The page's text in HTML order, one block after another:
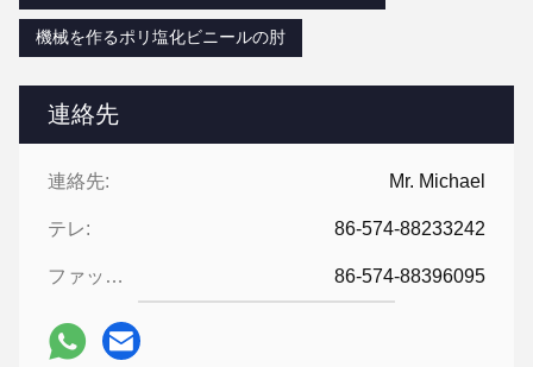
連絡先
連絡先: Mr. Michael
テレ: 86-574-88233242
ファックス: 86-574-88396095
機械を作るポリ塩化ビニールの肘